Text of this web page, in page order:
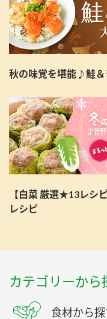
秋の味覚を堪能♪鮭
【白菜 厳選★13レシ
レシピ
カテゴリーから
食材から